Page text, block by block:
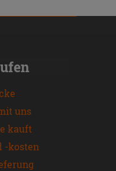
uns
kauft
-kosten